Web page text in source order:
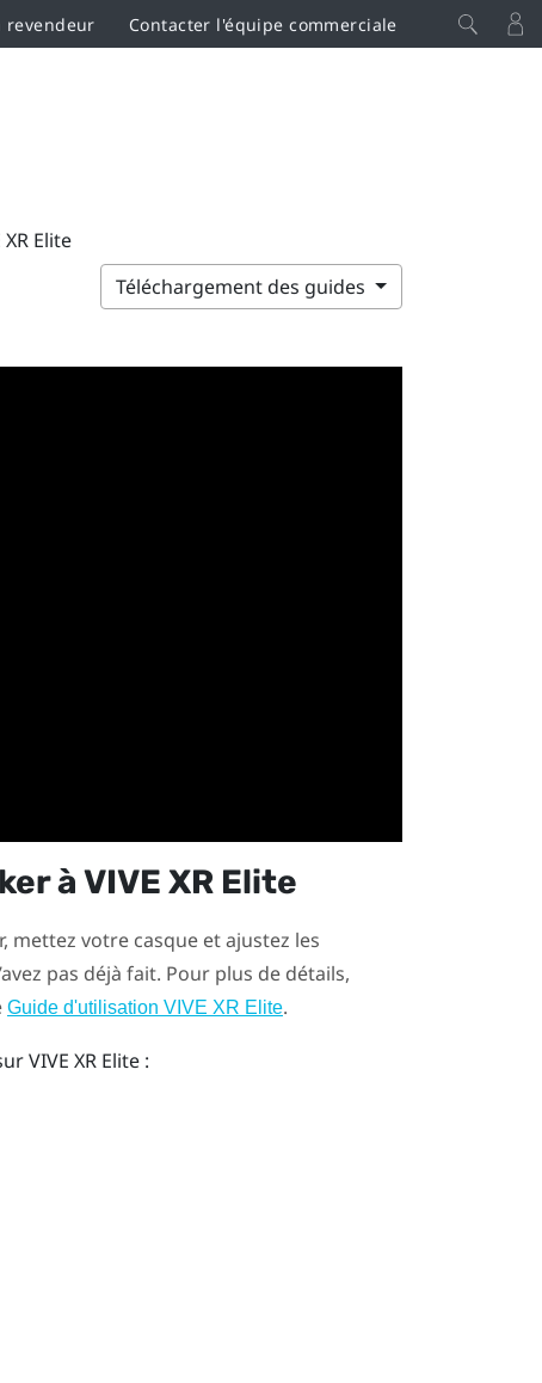
revendeur Contacter l'équipe commerciale
Elite
Téléchargement des guides
à VIVE XR Elite
, mettez votre casque et ajustez les
pas déjà fait. Pour plus de détails,
Guide d'utilisation VIVE XR Elite.
VIVE XR Elite: